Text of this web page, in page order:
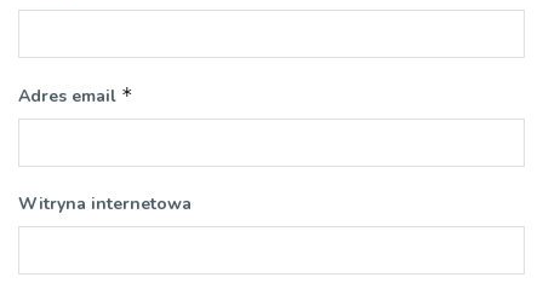
Adres email *
Witryna internetowa